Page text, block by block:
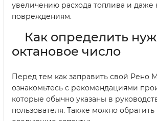
увеличению расхода топлива и даже
повреждениям.
Как определить
октановое число
Перед тем как заправить свой Рено
ознакомьтесь с рекомендациями
которые обычно указаны в
пользователя. Также можно